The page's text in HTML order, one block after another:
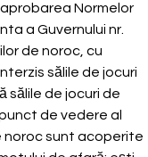
Normelor
a Guvernului nr.
de noroc, cu
sălile de jocuri
sălile de jocuri de
de vedere al
noroc sunt acoperite